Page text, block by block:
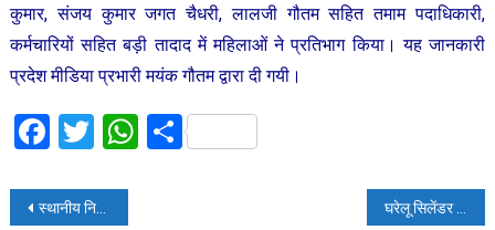
कुमार, संजय कुमार जगत चैधरी, लालजी गौतम सहित तमाम पदाधिकारी,
कर्मचारियों सहित बड़ी तादाद में महिलाओं ने प्रतिभाग किया। यह जानकारी
प्रदेश मीडिया प्रभारी मयंक गौतम द्वारा दी गयी।
Facebook
Twitter
WhatsApp
Share
Post
स्थानीय निकाय केन्द्रीय राजस्व सेवा के प्रदेश अध्यक्ष बने प्रशान्त मिश्रा